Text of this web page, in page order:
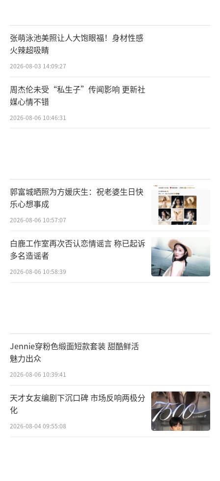
张萌泳池美照让人大饱眼福！身材性感
火辣超吸睛
2026-08-03 14:09:27
周杰伦未受“私生子”传闻影响 更新社
媒心情不错
2026-08-06 10:46:31
郭富城晒照为方媛庆生：祝老婆生日快
乐心想事成
2026-08-06 10:57:07
白鹿工作室再次否认恋情谣言 称已起诉
多名造谣者
2026-08-06 10:58:39
Jennie穿粉色缎面短款套装 甜酷鲜活
魅力出众
2026-08-06 10:39:41
天才女友编剧下沉口碑 市场反响两极分
化
2026-08-04 09:55:08